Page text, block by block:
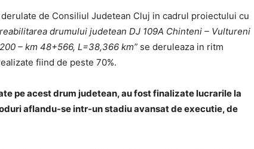
de Consiliul Judetean Cluj in cadrul proiectului cu
drumului judetean DJ 109A Chinteni – Vultureni
– km 48+566, L=38,366 km” se deruleaza in ritm
fiind de peste 70%.
pe acest drum judetean, au fost finalizate lucrarile la
aflandu-se intr-un stadiu avansat de executie, de